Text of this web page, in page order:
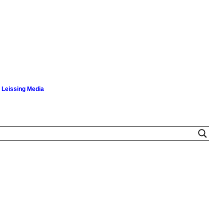
Leissing Media